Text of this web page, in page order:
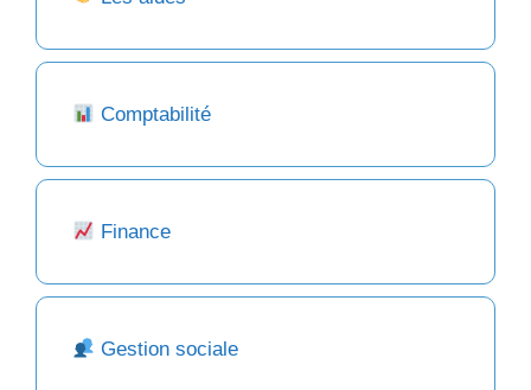
Comptabilité
Finance
Gestion sociale